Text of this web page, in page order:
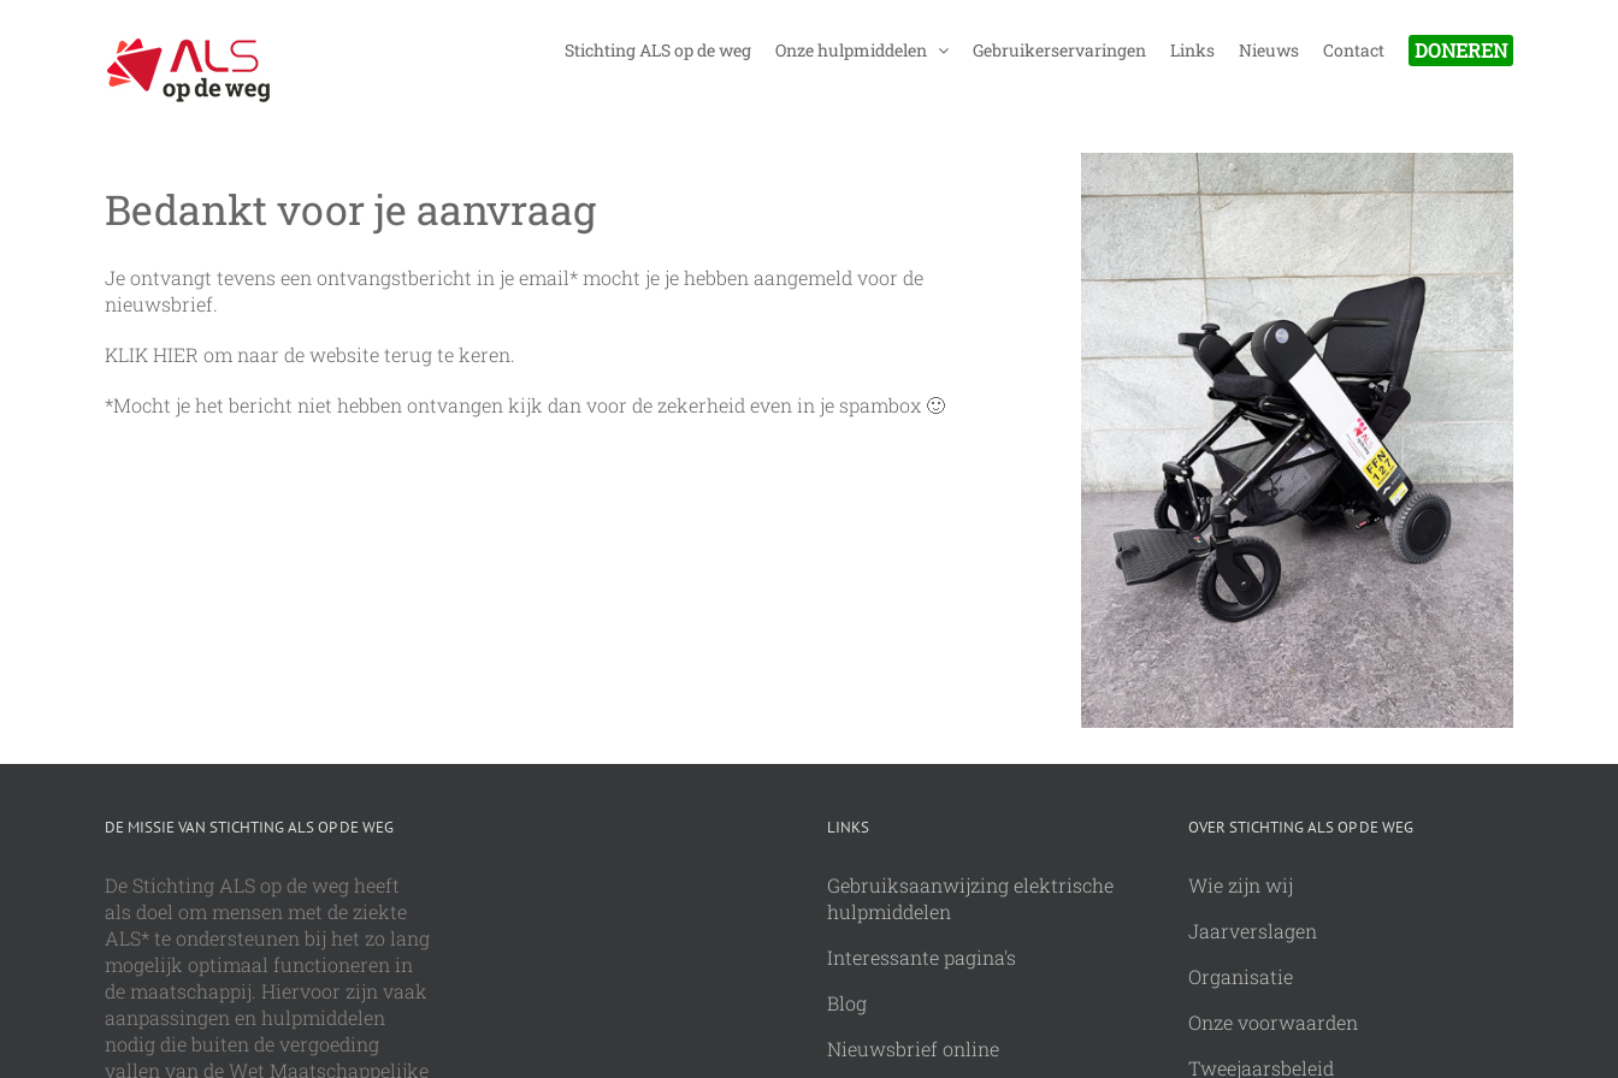
Stichting ALS op de weg Onze hulpmiddelen Gebruikerservaringen Links Nieuws Contact DONEREN
Bedankt voor je aanvraag
Je ontvangt tevens een ontvangstbericht in je email* mocht je je hebben aangemeld voor de
nieuwsbrief.
KLIK HIER om naar de website terug te keren.
*Mocht je het bericht niet hebben ontvangen kijk dan voor de zekerheid even in je spambox 🙂
DE MISSIE VAN STICHTING ALS OP DE WEG
De Stichting ALS op de weg heeft
als doel om mensen met de ziekte
ALS* te ondersteunen bij het zo lang
mogelijk optimaal functioneren in
de maatschappij. Hiervoor zijn vaak
aanpassingen en hulpmiddelen
nodig die buiten de vergoeding
vallen van de Wet Maatschappelijke
LINKS
Gebruiksaanwijzing elektrische
hulpmiddelen
Interessante pagina's
Blog
Nieuwsbrief online
OVER STICHTING ALS OP DE WEG
Wie zijn wij
Jaarverslagen
Organisatie
Onze voorwaarden
Tweejaarsbeleid